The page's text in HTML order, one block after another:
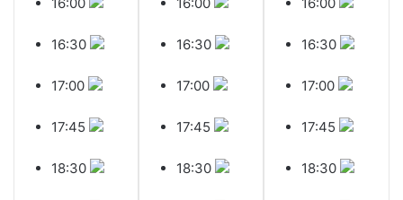
16:30
17:00
17:45
18:30
16:30
17:00
17:45
18:30
16:30
17:00
17:45
18:30